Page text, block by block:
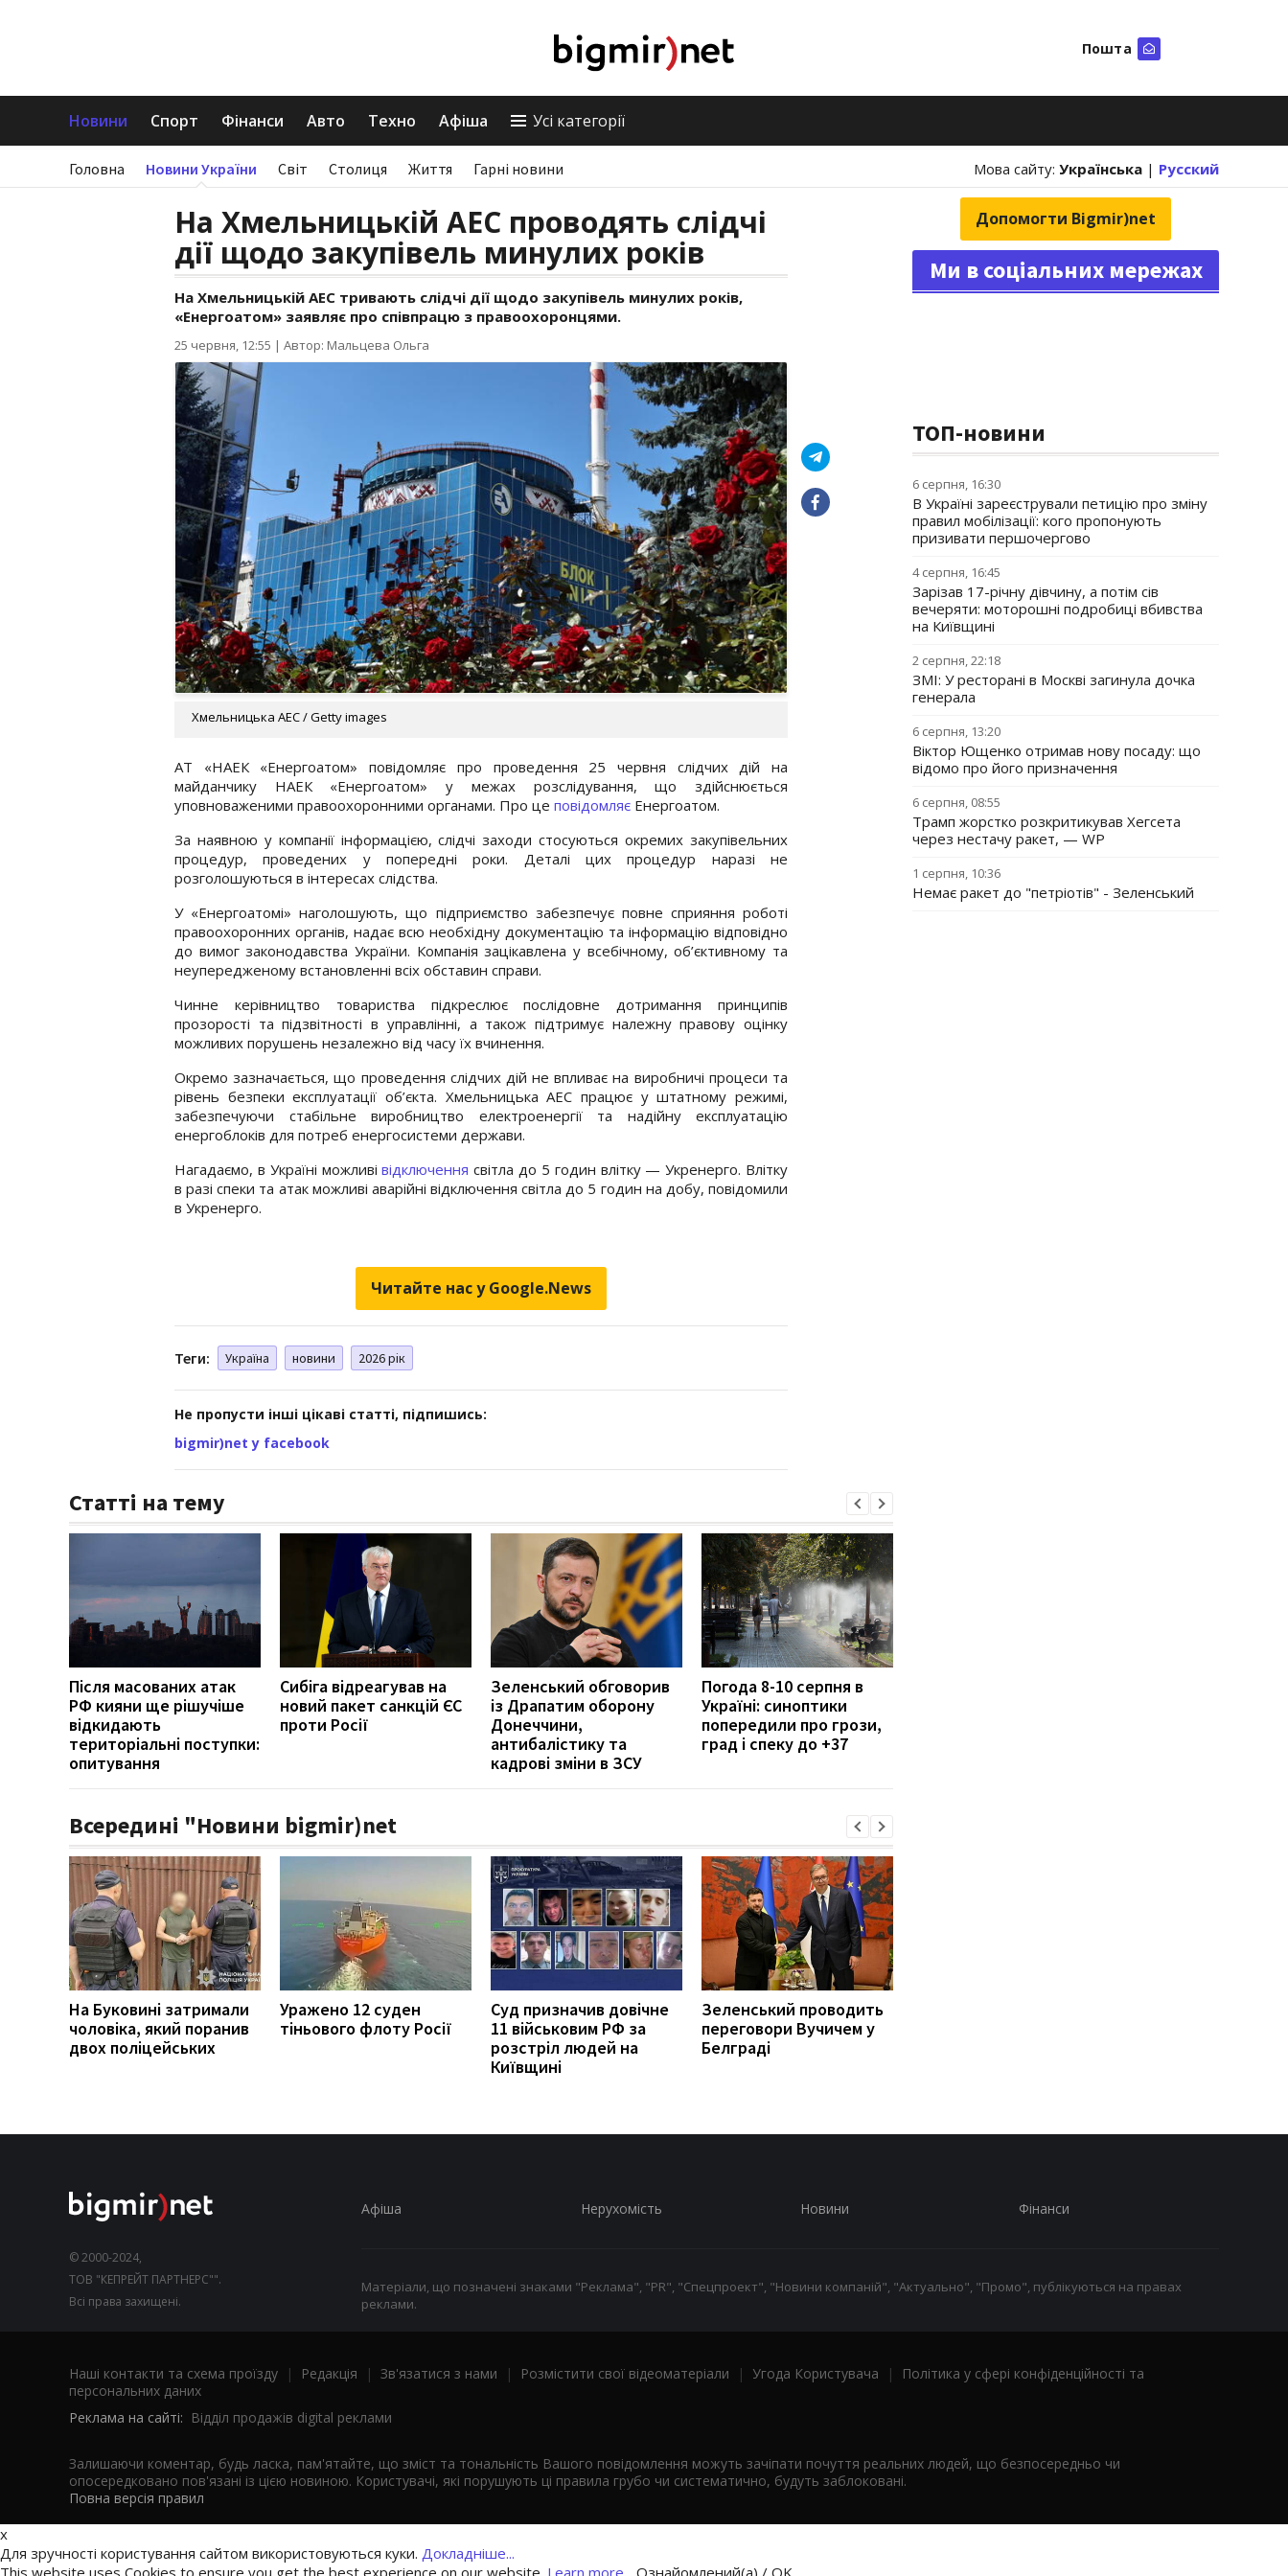
Пошта
Новини Спорт Фінанси Авто Техно Афіша Усі категорії
Головна Новини України Світ Столиця Життя Гарні новини Мова сайту: Українська | Русский
На Хмельницькій АЕС проводять слідчі
дії щодо закупівель минулих років
На Хмельницькій АЕС тривають слідчі дії щодо закупівель минулих років,
«Енергоатом» заявляє про співпрацю з правоохоронцями.
25 червня, 12:55 | Автор: Мальцева Ольга
Хмельницька АЕС / Getty images
АТ «НАЕК «Енергоатом» повідомляє про проведення 25 червня слідчих дій на
майданчику НАЕК «Енергоатом» у межах розслідування, що здійснюється
уповноваженими правоохоронними органами. Про це повідомляє Енергоатом.
За наявною у компанії інформацією, слідчі заходи стосуються окремих закупівельних
процедур, проведених у попередні роки. Деталі цих процедур наразі не
розголошуються в інтересах слідства.
У «Енергоатомі» наголошують, що підприємство забезпечує повне сприяння роботі
правоохоронних органів, надає всю необхідну документацію та інформацію відповідно
до вимог законодавства України. Компанія зацікавлена у всебічному, об’єктивному та
неупередженому встановленні всіх обставин справи.
Чинне керівництво товариства підкреслює послідовне дотримання принципів
прозорості та підзвітності в управлінні, а також підтримує належну правову оцінку
можливих порушень незалежно від часу їх вчинення.
Окремо зазначається, що проведення слідчих дій не впливає на виробничі процеси та
рівень безпеки експлуатації об’єкта. Хмельницька АЕС працює у штатному режимі,
забезпечуючи стабільне виробництво електроенергії та надійну експлуатацію
енергоблоків для потреб енергосистеми держави.
Нагадаємо, в Україні можливівідключення світла до 5 годин влітку — Укренерго. Влітку
в разі спеки та атак можливі аварійні відключення світла до 5 годин на добу, повідомили
в Укренерго.
Читайте нас у Google.News
Теги: Україна новини 2026 рік
Не пропусти інші цікаві статті, підпишись:
bigmir)net у facebook
Статті на тему
Після масованих атак
РФ кияни ще рішучіше
відкидають
територіальні поступки:
опитування
Сибіга відреагував на
новий пакет санкцій ЄС
проти Росії
Зеленський обговорив
із Драпатим оборону
Донеччини,
антибалістику та
кадрові зміни в ЗСУ
Погода 8-10 серпня в
Україні: синоптики
попередили про грози,
град і спеку до +37
Всередині "Новини bigmir)net
На Буковині затримали
чоловіка, який поранив
двох поліцейських
Уражено 12 суден
тіньового флоту Росії
Суд призначив довічне
11 військовим РФ за
розстріл людей на
Київщині
Зеленський проводить
переговори Вучичем у
Белграді
Допомогти Bigmir)net
Ми в соціальних мережах
ТОП-новини
6 серпня, 16:30
В Україні зареєстрували петицію про зміну
правил мобілізації: кого пропонують
призивати першочергово
4 серпня, 16:45
Зарізав 17-річну дівчину, а потім сів
вечеряти: моторошні подробиці вбивства
на Київщині
2 серпня, 22:18
ЗМІ: У ресторані в Москві загинула дочка
генерала
6 серпня, 13:20
Віктор Ющенко отримав нову посаду: що
відомо про його призначення
6 серпня, 08:55
Трамп жорстко розкритикував Хегсета
через нестачу ракет, — WP
1 серпня, 10:36
Немає ракет до "петріотів" - Зеленський
© 2000-2024,
ТОВ "КЕПРЕЙТ ПАРТНЕРС"".
Всі права захищені.
Афіша Нерухомість Новини Фінанси
Матеріали, що позначені знаками "Реклама", "PR", "Спецпроект", "Новини компаній", "Актуально", "Промо", публікуються на правах
реклами.
Наші контакти та схема проїзду | Редакція | Зв'язатися з нами | Розмістити свої відеоматеріали | Угода Користувача |
Політика у сфері конфіденційності та
персональних даних
Реклама на сайті: Відділ продажів digital реклами
Залишаючи коментар, будь ласка, пам'ятайте, що зміст та тональність Вашого повідомлення можуть зачіпати почуття реальних людей, що безпосередньо чи
опосередковано пов'язані із цією новиною. Користувачі, які порушують ці правила грубо чи систематично, будуть заблоковані.
Повна версія правил
x
Для зручності користування сайтом використовуються куки. Докладніше...
This website uses Cookies to ensure you get the best experience on our website. Learn more... Ознайомлений(а) / OK